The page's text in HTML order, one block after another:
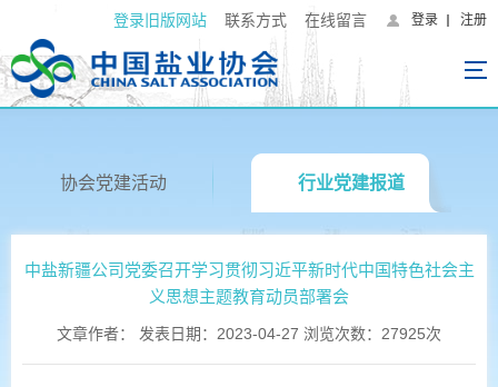
登录旧版网站 联系方式 在线留言 登录 注册
协会党建活动 行业党建报道
中盐新疆公司党委召开学习贯彻习近平新时代中国特色社会主
义思想主题教育动员部署会
文章作者： 发表日期：2023-04-27 浏览次数：27925次